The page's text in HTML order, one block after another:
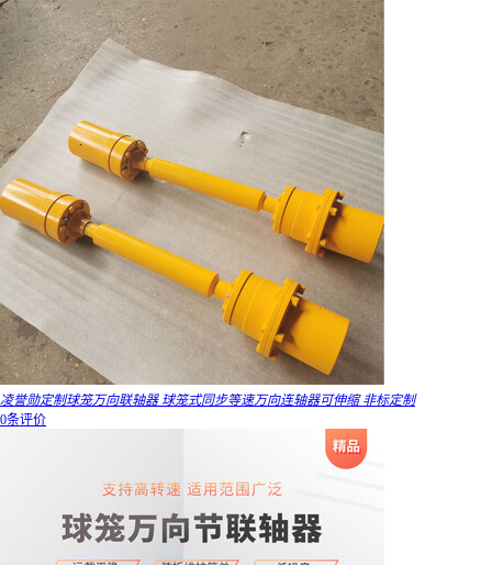
凌誉勋定制球笼万向联轴器 球笼式同步等速万向连轴器可伸缩 非标定制
0条评价